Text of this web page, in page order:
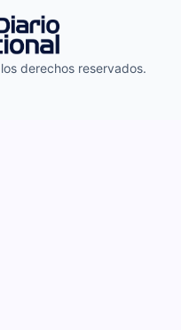
derechos reservados.